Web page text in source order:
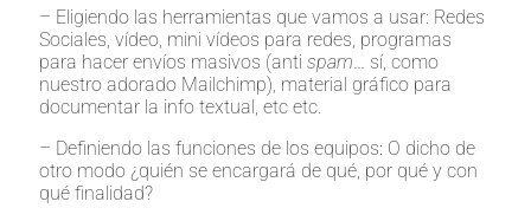
– Eligiendo las herramientas que vamos a usar: Redes
Sociales, vídeo, mini vídeos para redes, programas
para hacer envíos masivos (anti spam… sí, como
nuestro adorado Mailchimp), material gráfico para
documentar la info textual, etc etc.
– Definiendo las funciones de los equipos: O dicho de
otro modo ¿quién se encargará de qué, por qué y con
qué finalidad?